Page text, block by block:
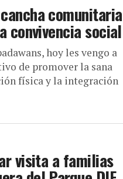
comunitaria
convivencia social
hoy les vengo a
de promover la sana
física y la integración
visita a familias